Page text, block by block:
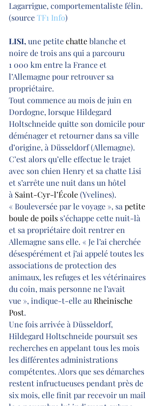
Lagarrigue, comportementaliste félin.
(source TF1 Info)
LISI, une petite chatte blanche et
noire de trois ans qui a parcouru
1 000 km entre la France et
l’Allemagne pour retrouver sa
propriétaire.
Tout commence au mois de juin en
Dordogne, lorsque Hildegard
Holtschneide quitte son domicile pour
déménager et retourner dans sa ville
d’origine, à Düsseldorf (Allemagne).
C’est alors qu’elle effectue le trajet
avec son chien Henry et sa chatte Lisi
et s’arrête une nuit dans un hôtel
à Saint-Cyr-l’École (Yvelines).
« Bouleversée par le voyage », sa petite
boule de poils s’échappe cette nuit-là
et sa propriétaire doit rentrer en
Allemagne sans elle. « Je l’ai cherchée
désespérément et j’ai appelé toutes les
associations de protection des
animaux, les refuges et les vétérinaires
du coin, mais personne ne l’avait
vue », indique-t-elle au Rheinische
Post.
Une fois arrivée à Düsseldorf,
Hildegard Holtschneide poursuit ses
recherches en appelant tous les mois
les différentes administrations
compétentes. Alors que ses démarches
restent infructueuses pendant près de
six mois, elle finit par recevoir un mail